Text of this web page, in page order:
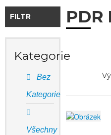
FILTR
Kategorie
Bez
Kategorie
Všechny
PDR